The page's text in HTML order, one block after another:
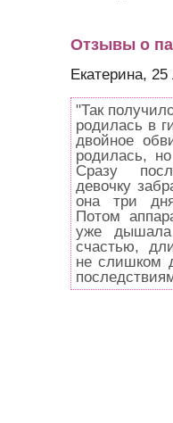
Отзывы о
Екатерина, 25
"Так
родилась в
двойное
родилась,
Сразу
девочку
она три
Потом
уже дышала
счастью,
не слишком